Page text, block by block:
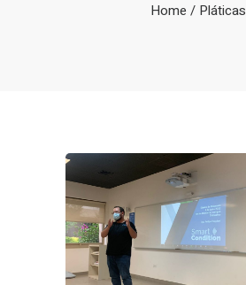
Home / Pláticas